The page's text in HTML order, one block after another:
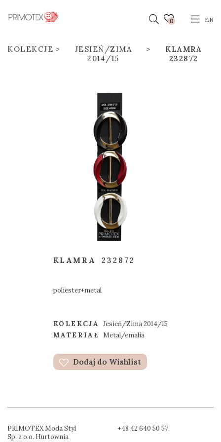
0 EN
KOLEKCJE
JESIEŃ/ZIMA
2014/15
KLAMRA
232872
KLAMRA 232872
poliester+metal
KOLEKCJA
Jesień/Zima 2014/15
MATERIAŁ Metal/emalia
Dodaj do Wishlist
PRIMOTEX Moda Styl
Sp. z o.o. Hurtownia
+48 42 640 50 57